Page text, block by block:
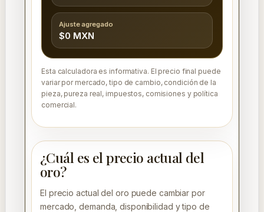
Ajuste agregado
$0 MXN
Esta calculadora es informativa. El precio final puede
variar por mercado, tipo de cambio, condición de la
pieza, pureza real, impuestos, comisiones y política
comercial.
¿Cuál es el precio actual del
oro?
El precio actual del oro puede cambiar por
mercado, demanda, disponibilidad y tipo de